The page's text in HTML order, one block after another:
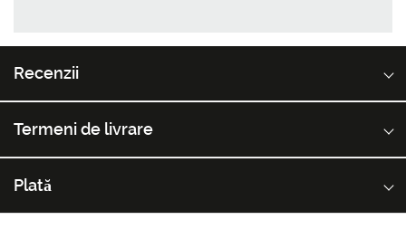
Recenzii
Termeni de livrare
Plată